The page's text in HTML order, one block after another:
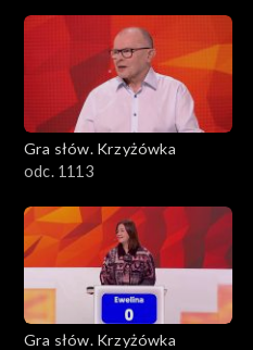
Gra słów. Krzyżówka
odc. 1113
Gra słów. Krzyżówka